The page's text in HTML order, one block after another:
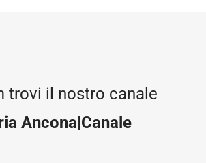
trovi il nostro canale
Ancona|Canale